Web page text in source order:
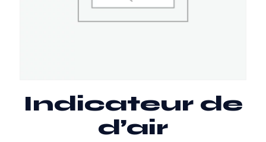
Indicateur de
d’air